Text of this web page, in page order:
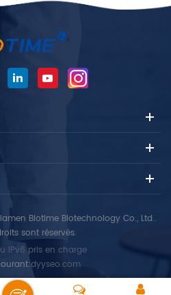
Biotime Biotechnology Co., Ltd..
sont réservés.
IPv6 pris en charge
dyyseo.com